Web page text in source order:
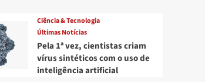
Ciência & Tecnologia
Últimas Notícias
Pela 1ª vez, cientistas criam
vírus sintéticos com o uso de
inteligência artificial